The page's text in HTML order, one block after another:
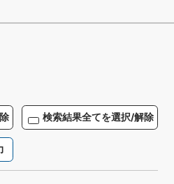
検索結果全てを選択/解除